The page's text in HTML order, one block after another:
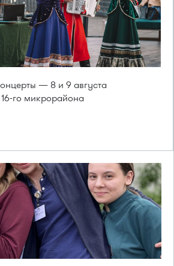
— 8 и 9 августа
го микрорайона